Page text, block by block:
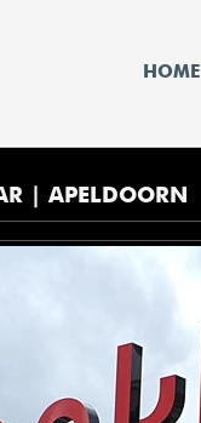
HOME
| APELDOORN